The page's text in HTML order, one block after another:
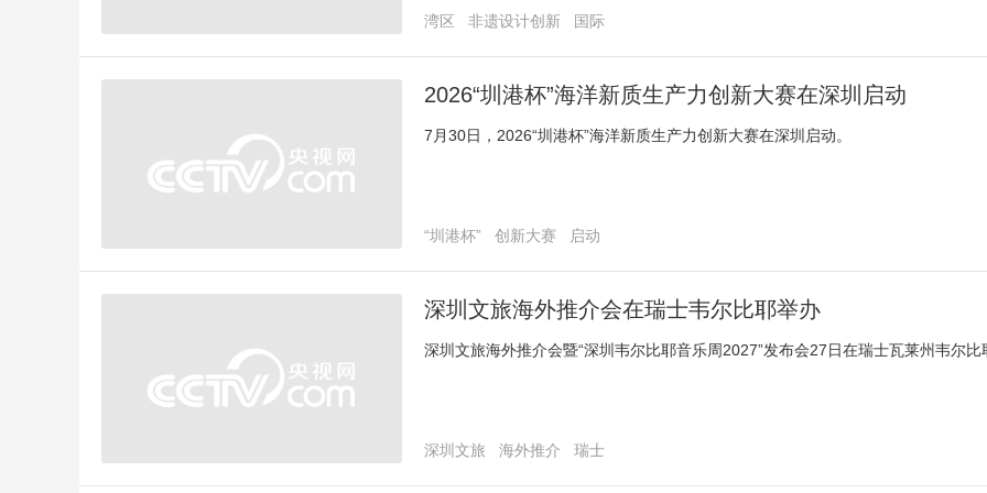
湾区 非遗设计创新 国际
2026“圳港杯”海洋新质生产力创新大赛在深圳启动
7月30日，2026“圳港杯”海洋新质生产力创新大赛在深圳启动。
“圳港杯” 创新大赛 启动
深圳文旅海外推介会在瑞士韦尔比耶举办
深圳文旅海外推介会暨“深圳韦尔比耶音乐周2027”发布会27日在瑞士瓦莱州韦尔比
深圳文旅 海外推介 瑞士